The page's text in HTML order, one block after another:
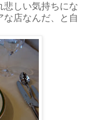
悲しい気持ちにな
な店なんだ、と自